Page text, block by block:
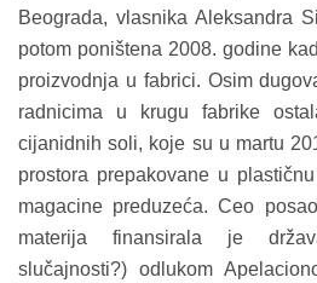
Beograda, vlasnika Aleksandra
potom poništena 2008. godine
proizvodnja u fabrici. Osim
radnicima u krugu fabrike
cijanidnih soli, koje su u martu
prostora prepakovane u
magacine preduzeća. Ceo
materija finansirala je
slučajnosti?) odlukom